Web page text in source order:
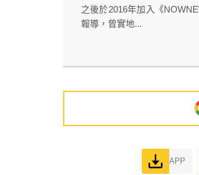
之後於2016年加入《
報導，曾實地...
APP